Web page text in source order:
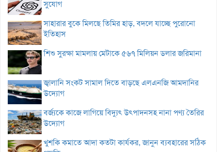
সুযোগ
সাহারার বুকে মিলছে তিমির হাড়, বদলে যাচ্ছে পুরোনো
ইতিহাস
শিশু সুরক্ষা মামলায় মেটাকে ৫৬৭ মিলিয়ন ডলার জরিমানা
জ্বালানি সংকট সামাল দিতে বাড়ছে এলএনজি আমদানির
উদ্যোগ
বর্জ্যকে কাজে লাগিয়ে বিদ্যুৎ উৎপাদনসহ নানা পণ্য তৈরির
উদ্যোগ
খুশকি কমাতে আদা কতটা কার্যকর, জানুন ব্যবহারের সঠিক